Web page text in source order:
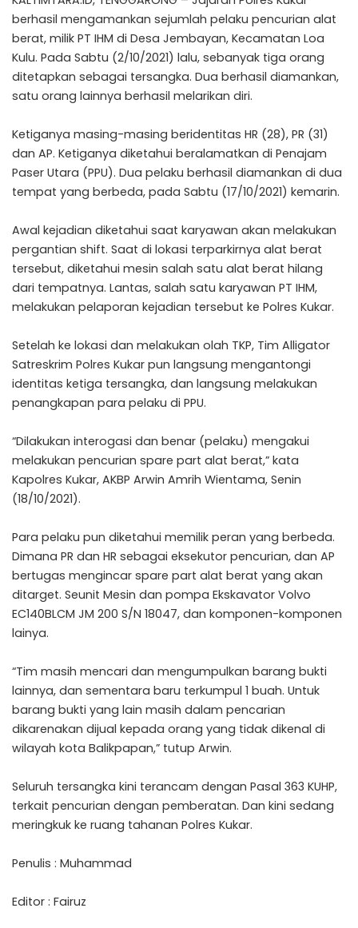
berhasil mengamankan sejumlah pelaku pencurian alat
berat, milik PT IHM di Desa Jembayan, Kecamatan Loa
Kulu. Pada Sabtu (2/10/2021) lalu, sebanyak tiga orang
ditetapkan sebagai tersangka. Dua berhasil diamankan,
satu orang lainnya berhasil melarikan diri.
Ketiganya masing-masing beridentitas HR (28), PR (31)
dan AP. Ketiganya diketahui beralamatkan di Penajam
Paser Utara (PPU). Dua pelaku berhasil diamankan di dua
tempat yang berbeda, pada Sabtu (17/10/2021) kemarin.
Awal kejadian diketahui saat karyawan akan melakukan
pergantian shift. Saat di lokasi terparkirnya alat berat
tersebut, diketahui mesin salah satu alat berat hilang
dari tempatnya. Lantas, salah satu karyawan PT IHM,
melakukan pelaporan kejadian tersebut ke Polres Kukar.
Setelah ke lokasi dan melakukan olah TKP, Tim Alligator
Satreskrim Polres Kukar pun langsung mengantongi
identitas ketiga tersangka, dan langsung melakukan
penangkapan para pelaku di PPU.
“Dilakukan interogasi dan benar (pelaku) mengakui
melakukan pencurian spare part alat berat,” kata
Kapolres Kukar, AKBP Arwin Amrih Wientama, Senin
(18/10/2021).
Para pelaku pun diketahui memilik peran yang berbeda.
Dimana PR dan HR sebagai eksekutor pencurian, dan AP
bertugas mengincar spare part alat berat yang akan
ditarget. Seunit Mesin dan pompa Ekskavator Volvo
EC140BLCM JM 200 S/N 18047, dan komponen-komponen
lainya.
“Tim masih mencari dan mengumpulkan barang bukti
lainnya, dan sementara baru terkumpul 1 buah. Untuk
barang bukti yang lain masih dalam pencarian
dikarenakan dijual kepada orang yang tidak dikenal di
wilayah kota Balikpapan,” tutup Arwin.
Seluruh tersangka kini terancam dengan Pasal 363 KUHP,
terkait pencurian dengan pemberatan. Dan kini sedang
meringkuk ke ruang tahanan Polres Kukar.
Penulis : Muhammad
Editor : Fairuz